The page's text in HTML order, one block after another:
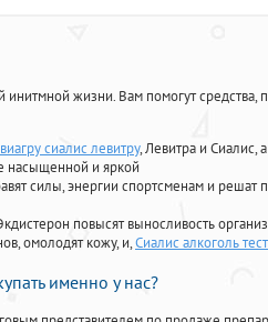
жизни. Вам помогут средства,
сиалис левитру, Левитра и Сиалис,
насыщенной и яркой
силы, энергии спортсменам и решат
повысят выносливость
омолодят кожу, и,Сиалис алкоголь
именно у нас?